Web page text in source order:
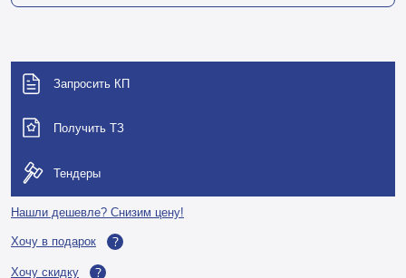
Запросить КП
Получить ТЗ
Тендеры
Нашли дешевле? Снизим цену!
Хочу в подарок
Хочу скидку